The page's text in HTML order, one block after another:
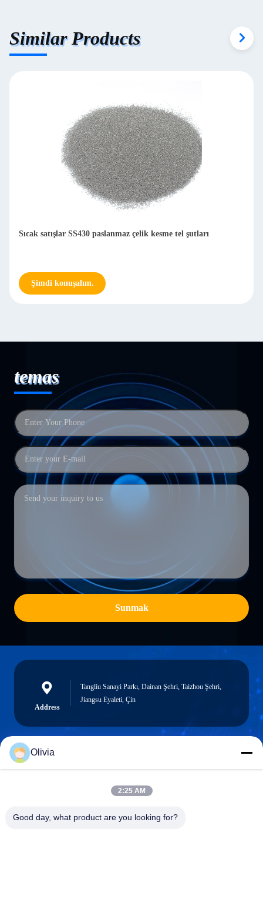
Similar Products
SUS430 Paslanmaz Çelik bilye
Şimdi konuşalım.
temas
Sunmak
Address
Tangliu Sanayi Parkı, Dainan Şehri, Taizhou Şehri,
Jiangsu Eyaleti, Çin
info@longlivedmetal.com
Olivia
2:25 AM
Good day, what product are you looking for?